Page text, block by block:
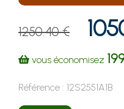
1250.40 €
vous économisez
Référence : 12S2551A1B